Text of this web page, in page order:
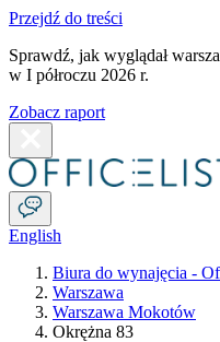
Przejdź do treści
Sprawdź, jak wyglądał
w I półroczu 2026 r.
Zobacz raport
English
Biura do wynajęcia -
Warszawa
Warszawa Mokotów
Okrężna 83